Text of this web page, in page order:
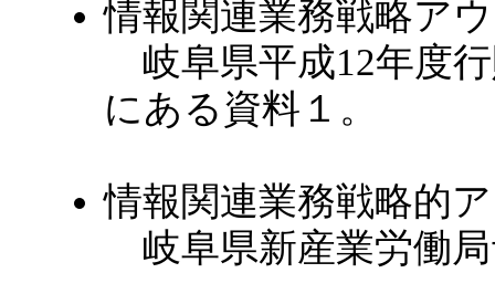
情報関連業務戦略ア
岐阜県平成12年度
にある資料１。
情報関連業務戦略的
岐阜県新産業労働